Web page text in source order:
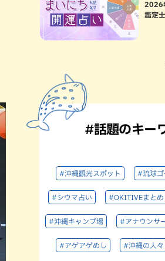
2026
鑑定
#話題のキー
#沖縄観光スポット #琉球ゴ
#シウマ占い #OKITIVEまとめ
#沖縄キャンプ場 #アナウンサ
#アゲアゲめし #沖縄の人々